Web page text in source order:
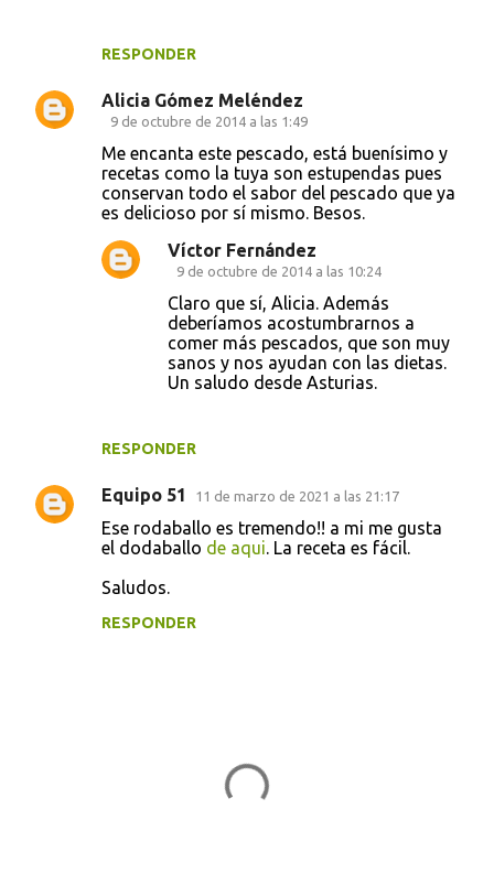
RESPONDER
Alicia Gómez Meléndez
9 de octubre de 2014 a las 1:49
Me encanta este pescado, está buenísimo y
recetas como la tuya son estupendas pues
conservan todo el sabor del pescado que ya
es delicioso por sí mismo. Besos.
RESPONDER
Víctor Fernández
9 de octubre de 2014 a las 10:24
Claro que sí, Alicia. Además
deberíamos acostumbrarnos a
comer más pescados, que son muy
sanos y nos ayudan con las dietas.
Un saludo desde Asturias.
Equipo 51 11 de marzo de 2021 a las 21:17
Ese rodaballo es tremendo!! a mi me gusta
el dodaballo de aqui. La receta es fácil.
Saludos.
RESPONDER